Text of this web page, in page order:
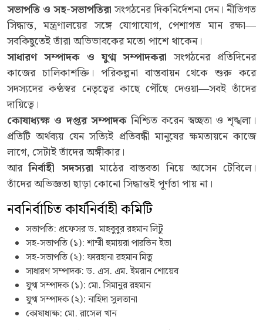
সভাপতিও সহ-সভাপতিরাসংগঠনের দিকনির্দেশনা দেন। নীতিগত
সিদ্ধান্ত, মন্ত্রণালয়ের সঙ্গে যোগাযোগ, পেশাগত মান রক্ষা—
সবকিছুতেই তাঁরা অভিভাবকের মতো পাশে থাকেন।
সাধারণ সম্পাদক ও যুগ্ম সম্পাদকরা সংগঠনের প্রতিদিনের
কাজের চালিকাশক্তি। পরিকল্পনা বাস্তবায়ন থেকে শুরু করে
সদস্যদের কণ্ঠস্বর নেতৃত্বের কাছে পৌঁছে দেওয়া—সবই তাঁদের
দায়িত্বে।
কোষাধ্যক্ষ ও দপ্তর সম্পাদকনিশ্চিত করেন স্বচ্ছতা ও শৃঙ্খলা।
প্রতিটি অর্থব্যয় যেন সত্যিই প্রতিবন্ধী মানুষের ক্ষমতায়নে কাজে
লাগে, সেটাই তাঁদের অঙ্গীকার।
আরনির্বাহী সদস্যরা মাঠের বাস্তবতা নিয়ে আসেন টেবিলে।
তাঁদের অভিজ্ঞতা ছাড়া কোনো সিদ্ধান্তই পূর্ণতা পায় না।
নবনির্বাচিত কার্যনির্বাহী কমিটি
সভাপতি: প্রফেসর ড. মাহবুবুর রহমান লিটু
সহ-সভাপতি (১): শাম্মী হুমায়রা পারভিন ইভা
সহ-সভাপতি (২): ফারহানা রহমান মিতু
সাধারণ সম্পাদক: ড. এস. এম. ইমরান শোয়েব
যুগ্ম সম্পাদক (১): মো. সিমানুর রহমান
যুগ্ম সম্পাদক (২): নাহিদা সুলতানা
কোষাধ্যক্ষ: মো. রাসেল খান